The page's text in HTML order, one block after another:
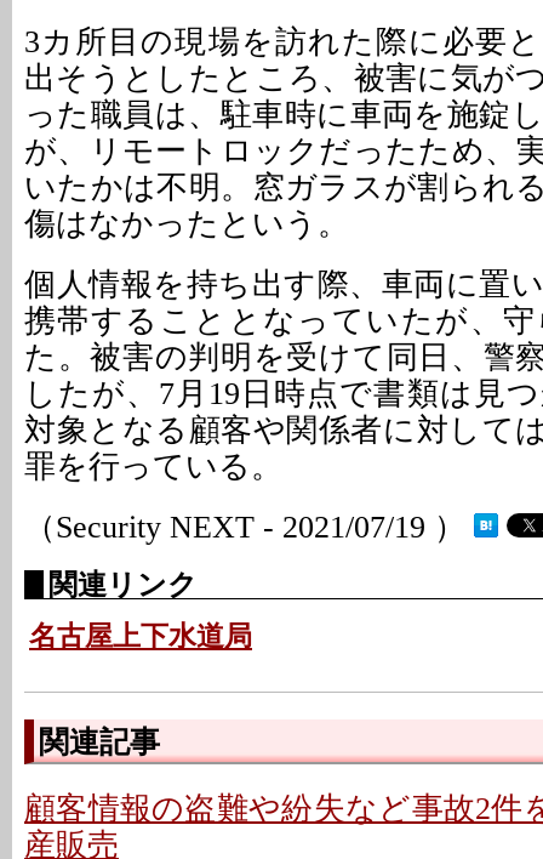
3カ所目の現場を訪れた際に必要
出そうとしたところ、被害に気が
った職員は、駐車時に車両を施錠
が、リモートロックだったため、
いたかは不明。窓ガラスが割られ
傷はなかったという。
個人情報を持ち出す際、車両に置
携帯することとなっていたが、
た。被害の判明を受けて同日、警
したが、7月19日時点で書類は見
対象となる顧客や関係者に対して
罪を行っている。
（Security NEXT - 2021/07/19 ）
関連リンク
名古屋上下水道局
関連記事
顧客情報の盗難や紛失など事故2件
産販売